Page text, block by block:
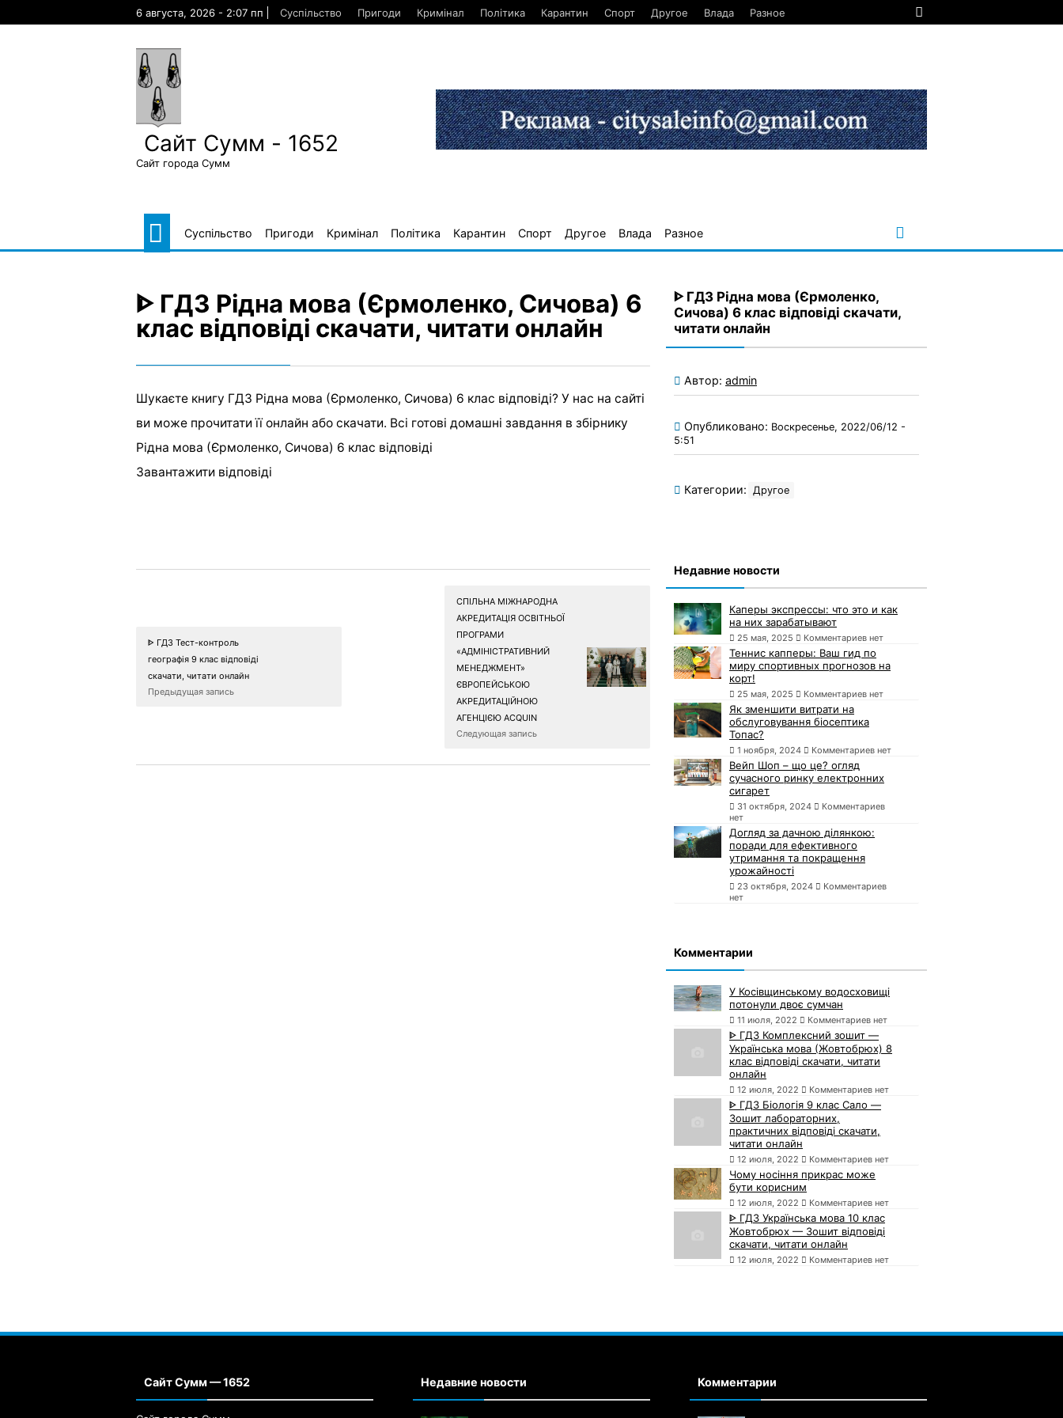
6 августа, 2026 - 2:07 пп Суспільство Пригоди Кримінал Політика Карантин Спорт Другое Влада Разное
Сайт Сумм - 1652
Сайт города Сумм
Суспільство Пригоди Кримінал Політика Карантин Спорт Другое Влада Разное
ᐈ ГДЗ Рідна мова (Єрмоленко, Сичова) 6
клас відповіді скачати, читати онлайн
Шукаєте книгу ГДЗ Рідна мова (Єрмоленко, Сичова) 6 клас відповіді? У нас на сайті
ви може прочитати її онлайн або скачати. Всі готові домашні завдання в збірнику
Рідна мова (Єрмоленко, Сичова) 6 клас відповіді
Завантажити відповіді
ᐈ ГДЗ Тест-контроль
географія 9 клас відповіді
скачати, читати онлайн
Предыдущая запись
СПІЛЬНА МІЖНАРОДНА
АКРЕДИТАЦІЯ ОСВІТНЬОЇ
ПРОГРАМИ
«АДМІНІСТРАТИВНИЙ
МЕНЕДЖМЕНТ»
ЄВРОПЕЙСЬКОЮ
АКРЕДИТАЦІЙНОЮ
АГЕНЦІЄЮ ACQUIN
Следующая запись
ᐈ ГДЗ Рідна мова (Єрмоленко,
Сичова) 6 клас відповіді скачати,
читати онлайн
Автор: admin
Опубликовано: Воскресенье, 2022/06/12 -
5:51
Категории: Другое
Недавние новости
Каперы экспрессы: что это и как
на них зарабатывают
25 мая, 2025 Комментариев нет
Теннис капперы: Ваш гид по
миру спортивных прогнозов на
корт!
25 мая, 2025 Комментариев нет
Як зменшити витрати на
обслуговування біосептика
Топас?
1 ноября, 2024 Комментариев нет
Вейп Шоп – що це? огляд
сучасного ринку електронних
сигарет
31 октября, 2024
Комментариев
нет
Догляд за дачною ділянкою:
поради для ефективного
утримання та покращення
урожайності
23 октября, 2024
Комментариев
нет
Комментарии
У Косівщинському водосховищі
потонули двоє сумчан
11 июля, 2022 Комментариев нет
ᐈ ГДЗ Комплексний зошит —
Українська мова (Жовтобрюх) 8
клас відповіді скачати, читати
онлайн
12 июля, 2022 Комментариев нет
ᐈ ГДЗ Біологія 9 клас Сало —
Зошит лабораторних,
практичних відповіді скачати,
читати онлайн
12 июля, 2022 Комментариев нет
Чому носіння прикрас може
бути корисним
12 июля, 2022 Комментариев нет
ᐈ ГДЗ Українська мова 10 клас
Жовтобрюх — Зошит відповіді
скачати, читати онлайн
12 июля, 2022 Комментариев нет
Сайт Сумм — 1652 Недавние новости Комментарии